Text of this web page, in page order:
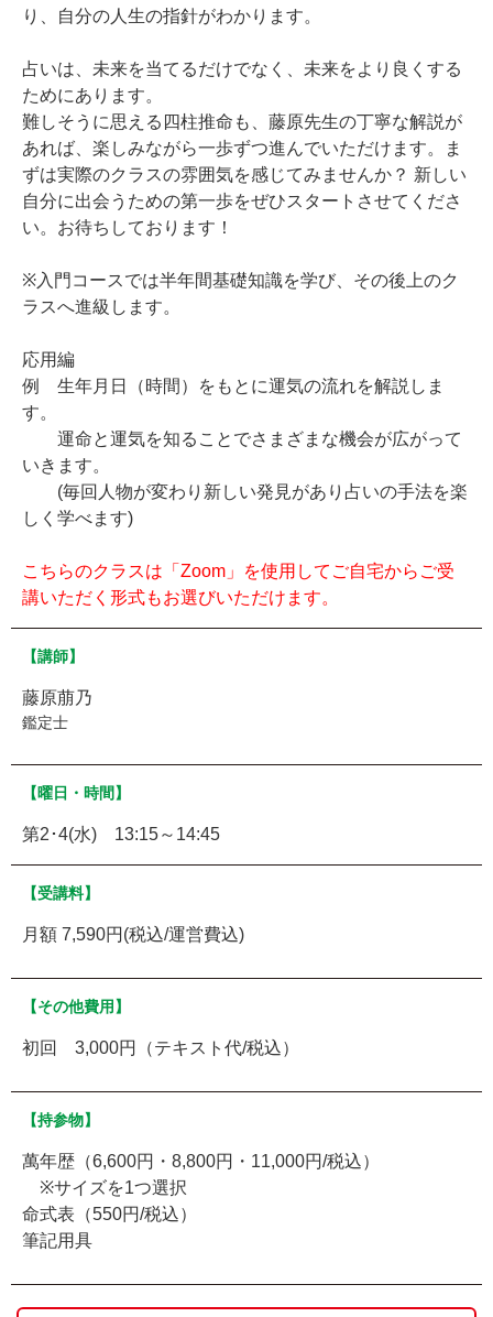
り、自分の人生の指針がわかります。
占いは、未来を当てるだけでなく、未来をより良くする
ためにあります。
難しそうに思える四柱推命も、藤原先生の丁寧な解説が
あれば、楽しみながら一歩ずつ進んでいただけます。ま
ずは実際のクラスの雰囲気を感じてみませんか？ 新しい
自分に出会うための第一歩をぜひスタートさせてくださ
い。お待ちしております！
※入門コースでは半年間基礎知識を学び、その後上のク
ラスへ進級します。
応用編
例 生年月日（時間）をもとに運気の流れを解説しま
す。
運命と運気を知ることでさまざまな機会が広がって
いきます。
(毎回人物が変わり新しい発見があり占いの手法を楽
しく学べます)
こちらのクラスは「Zoom」を使用してご自宅からご受
講いただく形式もお選びいただけます。
【講師】
藤原萠乃
鑑定士
【曜日・時間】
第2･4(水) 13:15～14:45
【受講料】
月額 7,590円(税込/運営費込)
【その他費用】
初回 3,000円（テキスト代/税込）
【持参物】
萬年歴（6,600円・8,800円・11,000円/税込）
※サイズを1つ選択
命式表（550円/税込）
筆記用具